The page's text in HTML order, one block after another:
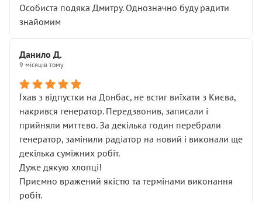
Особиста подяка Дмитру. Однозначно буду радити
знайомим
Данило Д.
9 місяців тому
Їхав з відпустки на Донбас, не встиг виїхати з Києва,
накрився генератор. Передзвонив, записали і
прийняли миттєво. За декілька годин перебрали
генератор, замінили радіатор на новий і виконали ще
декілька суміжних робіт.
Дуже дякую хлопці!
Приємно вражений якістю та термінами виконання
робіт.